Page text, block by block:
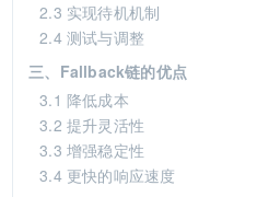
2.3 实现待机机制
2.4 测试与调整
三、Fallback链的优点
3.1 降低成本
3.2 提升灵活性
3.3 增强稳定性
3.4 更快的响应速度